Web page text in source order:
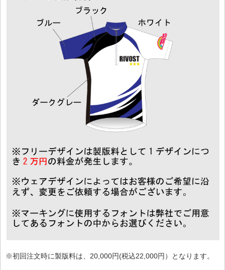
※初回注文時に製版料は、20,000円(税込22,000円）となります。